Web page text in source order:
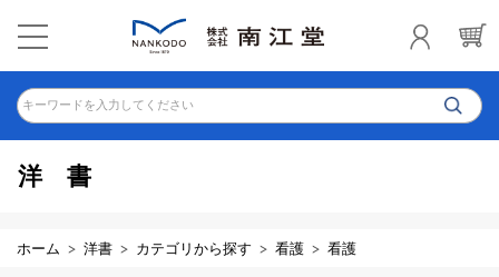
キーワードを入力してください
洋書
ホーム 洋書 カテゴリから探す 看護 看護